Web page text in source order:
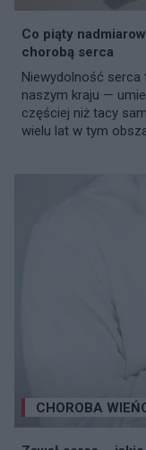
Co piąty
chorobą serca
Niewydolność
naszym kraju —
częściej niż tacy
wielu lat w tym
CHOROBA